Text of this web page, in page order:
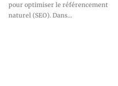
pour optimiser le référencement
naturel (SEO). Dans...